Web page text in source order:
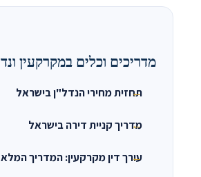
מדריכים וכלים במקרקעין
תחזית מחירי הנדל"ן בישראל
מדריך קניית דירה בישראל
עורך דין מקרקעין: המדריך המלא